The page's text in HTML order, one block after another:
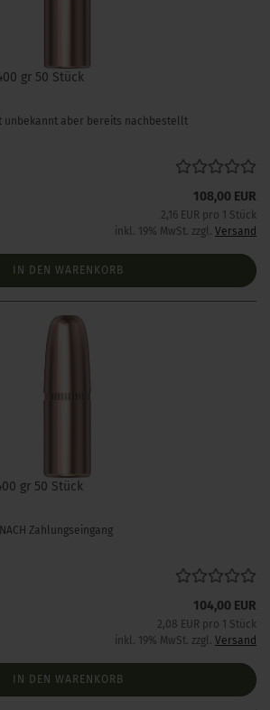
gr 50 Stück
unbekannt aber bereits nachbestellt
108,00 EUR
2,16 EUR pro 1 Stück
inkl. 19% MwSt. zzgl. Versand
IN DEN WARENKORB
gr 50 Stück
Zahlungseingang
104,00 EUR
2,08 EUR pro 1 Stück
inkl. 19% MwSt. zzgl. Versand
IN DEN WARENKORB